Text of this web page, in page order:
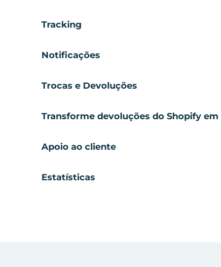
Tracking
Notificações
Trocas e Devoluções
Transforme devoluções do Shopify
Apoio ao cliente
Estatísticas